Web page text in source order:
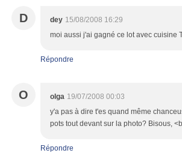
D dey 15/08/2008 16:29
moi aussi j'ai gagné ce lot avec cuisine
Répondre
O olga 19/07/2008 00:03
y'a pas à dire t'es quand même
pots tout devant sur la photo? Bisous,
Répondre